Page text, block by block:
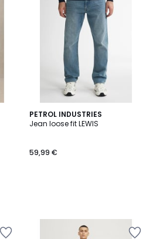
PETROL INDUSTRIES
Jean loose fit LEWIS
59,99 €